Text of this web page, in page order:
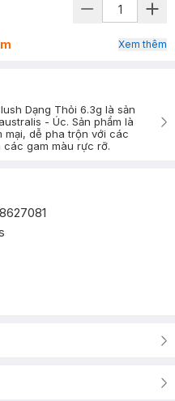
Xem thêm
Dạng Thỏi 6.3g là sản
- Úc. Sản phẩm là
mại, dễ pha trộn với các
gam màu rực rỡ.